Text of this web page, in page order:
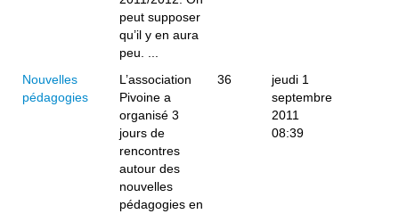
peut supposer
qu’il y en aura
peu. ...
Nouvelles
pédagogies
L’association
Pivoine a
organisé 3
jours de
rencontres
autour des
nouvelles
pédagogies en
36
jeudi 1
septembre
2011
08:39